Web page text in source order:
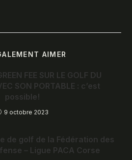
AIMER
FEE SUR LE GOLF DU
SON PORTABLE : c’est
possible!
9 octobre 2023
de golf de la Fédération des
– Ligue PACA Corse